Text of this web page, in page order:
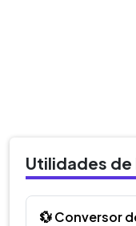
Utilidades de
💱 Conversor